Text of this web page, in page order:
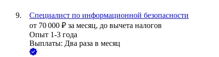
Специалист по информационной безопасности
от 70 000 ₽ за месяц, до вычета налогов
Опыт 1-3 года
Выплаты: Два раза в месяц